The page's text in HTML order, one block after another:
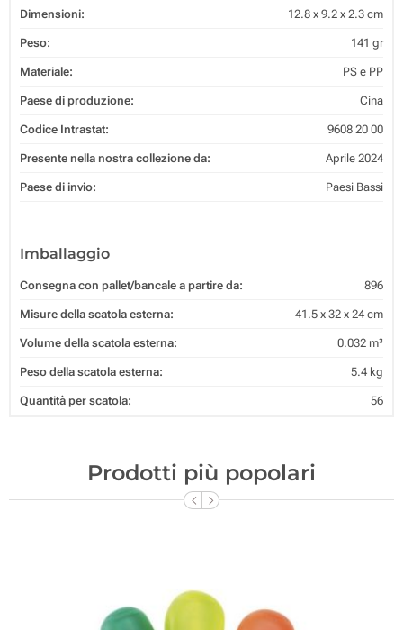
Dimensioni: 12.8 x 9.2 x 2.3 cm
Peso: 141 gr
Materiale: PS e PP
Paese di produzione: Cina
Codice Intrastat: 9608 20 00
Presente nella nostra collezione da: Aprile 2024
Paese di invio: Paesi Bassi
Imballaggio
Consegna con pallet/bancale a partire da: 896
Misure della scatola esterna: 41.5 x 32 x 24 cm
Volume della scatola esterna: 0.032 m³
Peso della scatola esterna: 5.4 kg
Quantità per scatola: 56
Prodotti più popolari